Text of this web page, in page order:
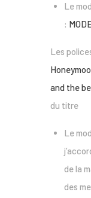
Le
:
Les
and the
du titre
Le
de la
des